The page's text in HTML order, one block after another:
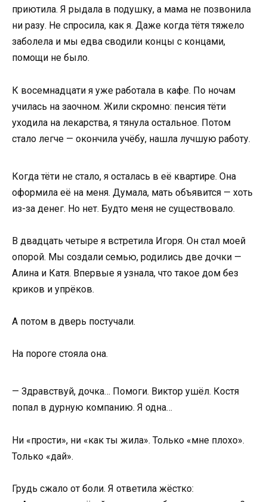
приютила. Я рыдала в подушку, а мама не позвонила
ни разу. Не спросила, как я. Даже когда тётя тяжело
заболела и мы едва сводили концы с концами,
помощи не было.
К восемнадцати я уже работала в кафе. По ночам
училась на заочном. Жили скромно: пенсия тёти
уходила на лекарства, я тянула остальное. Потом
стало легче — окончила учёбу, нашла лучшую работу.
Когда тёти не стало, я осталась в её квартире. Она
оформила её на меня. Думала, мать объявится — хоть
из-за денег. Но нет. Будто меня не существовало.
В двадцать четыре я встретила Игоря. Он стал моей
опорой. Мы создали семью, родились две дочки —
Алина и Катя. Впервые я узнала, что такое дом без
криков и упрёков.
А потом в дверь постучали.
На пороге стояла она.
— Здравствуй, дочка… Помоги. Виктор ушёл. Костя
попал в дурную компанию. Я одна…
Ни «прости», ни «как ты жила». Только «мне плохо».
Только «дай».
Грудь сжало от боли. Я ответила жёстко: